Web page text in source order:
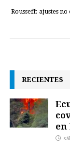
Rousseff: ajustes
RECIENTES
en